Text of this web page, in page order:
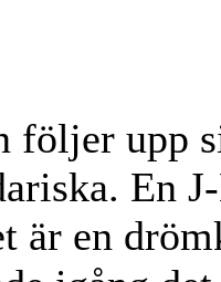
följer upp
En
är en